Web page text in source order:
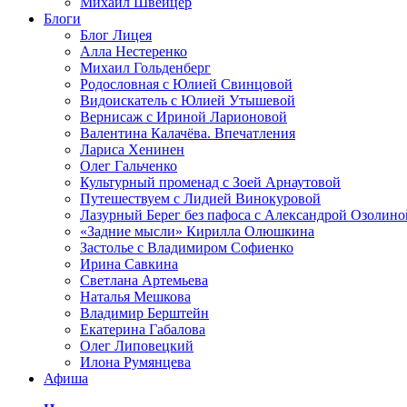
Блоги
Блог Лицея
Алла Нестеренко
Михаил Гольденберг
Родословная с Юлией Свинцовой
Видоискатель с Юлией Утышевой
Вернисаж с Ириной Ларионовой
Валентина Калачёва. Впечатления
Лариса Хенинен
Олег Гальченко
Культурный променад с Зоей Арнаутовой
Путешествуем с Лидией Винокуровой
Лазурный Берег без пафоса с Александрой
«Задние мысли» Кирилла Олюшкина
Застолье с Владимиром Софиенко
Ирина Савкина
Светлана Артемьева
Наталья Мешкова
Владимир Берштейн
Екатерина Габалова
Олег Липовецкий
Илона Румянцева
Афиша